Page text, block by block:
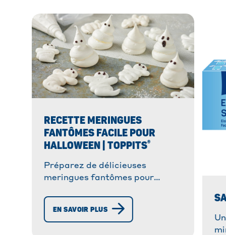
RECETTE MERINGUES
FANTÔMES FACILE POUR
HALLOWEEN | TOPPITS®
Préparez de délicieuses
meringues fantômes pour
facile ! Craquez pour cette
recette aussi mignonne
EN SAVOIR PLUS